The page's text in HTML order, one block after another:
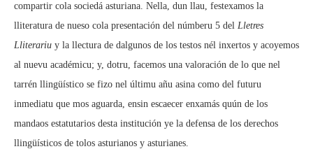
compartir cola sociedá asturiana. Nella, dun llau, festexamos la
lliteratura de nueso cola presentación del númberu 5 del Lletres
Lliterariu y la llectura de dalgunos de los testos nél inxertos y acoyemos
al nuevu académicu; y, dotru, facemos una valoración de lo que nel
tarrén llingüístico se fizo nel últimu añu asina como del futuru
inmediatu que mos aguarda, ensin escaecer enxamás quún de los
mandaos estatutarios desta institución ye la defensa de los derechos
llingüísticos de tolos asturianos y asturianes.